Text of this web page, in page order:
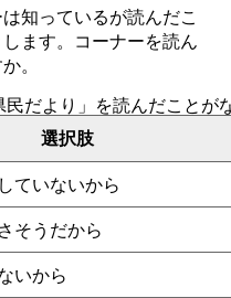
知っているが読んだこ
ます。コーナーを読ん
。
民だより」を読んだことが
選択肢
ていないから
そうだから
いから